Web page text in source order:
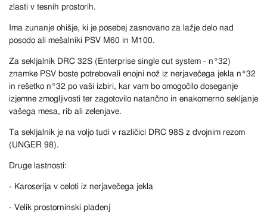
zlasti v tesnih prostorih.
Ima zunanje ohišje, ki je posebej zasnovano za lažje delo nad
posodo ali mešalniki PSV M60 in M100.
Za sekljalnik DRC 32S (Enterprise single cut system - n°32)
znamke PSV boste potrebovali enojni nož iz nerjavečega jekla n°32
in rešetko n°32 po vaši izbiri, kar vam bo omogočilo doseganje
izjemne zmogljivosti ter zagotovilo natančno in enakomerno sekljanje
vašega mesa, rib ali zelenjave.
Ta sekljalnik je na voljo tudi v različici DRC 98S z dvojnim rezom
(UNGER 98).
Druge lastnosti:
- Karoserija v celoti iz nerjavečega jekla
- Velik prostorninski pladenj